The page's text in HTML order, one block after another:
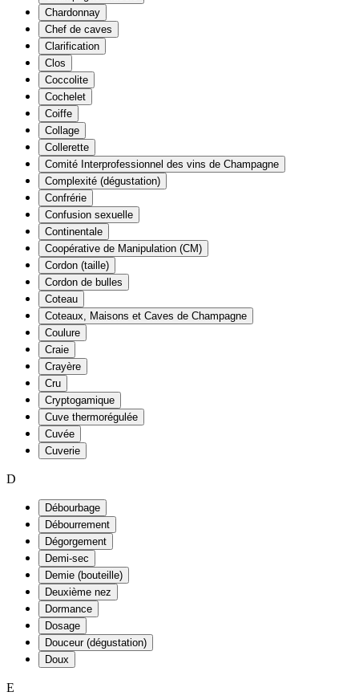
Chardonnay
Chef de caves
Clarification
Clos
Coccolite
Cochelet
Coiffe
Collage
Collerette
Comité Interprofessionnel des vins de Champagne
Complexité (dégustation)
Confrérie
Confusion sexuelle
Continentale
Coopérative de Manipulation (CM)
Cordon (taille)
Cordon de bulles
Coteau
Coteaux, Maisons et Caves de Champagne
Coulure
Craie
Crayère
Cru
Cryptogamique
Cuve thermorégulée
Cuvée
Cuverie
D
Débourbage
Débourrement
Dégorgement
Demi-sec
Demie (bouteille)
Deuxième nez
Dormance
Dosage
Douceur (dégustation)
Doux
E